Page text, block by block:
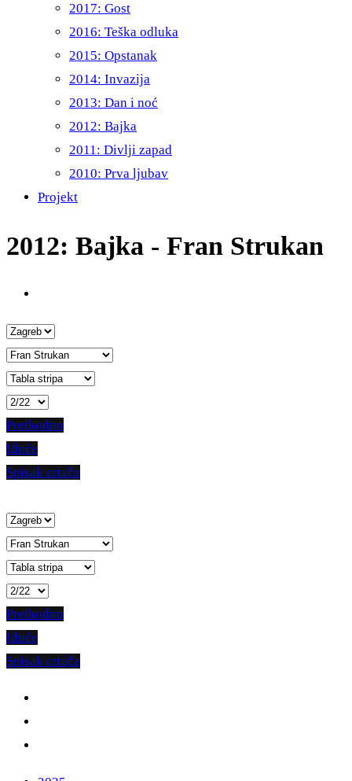
2017: Gost
2016: Teška odluka
2015: Opstanak
2014: Invazija
2013: Dan i noć
2012: Bajka
2011: Divlji zapad
2010: Prva ljubav
Projekt
2012: Bajka - Fran Strukan
Prethodno
Iduće
Spisak crtača
Prethodno
Iduće
Spisak crtača